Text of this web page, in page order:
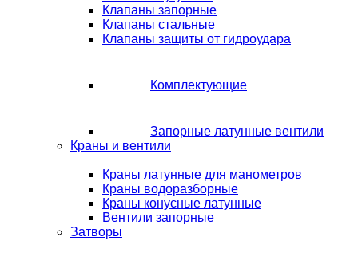
Клапаны запорные
Клапаны стальные
Клапаны защиты от гидроудара
Комплектующие
Запорные латунные вентили
Краны и вентили
Краны латунные для манометров
Краны водоразборные
Краны конусные латунные
Вентили запорные
Затворы